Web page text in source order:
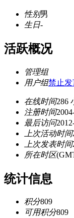
性别男
生日-
活跃概况
管理组
用户组禁止发
在线时间286
注册时间
最后访问
上次活动时间
上次发表时间
所在时区
统计信息
积分809
可用积分809